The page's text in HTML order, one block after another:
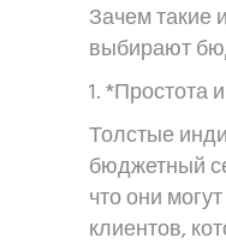
Зачем такие
выбирают
1. *Простота
Толстые
бюджетный
что они
клиентов,